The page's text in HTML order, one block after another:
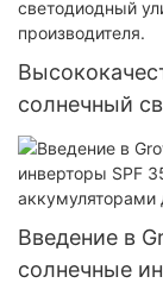
солнечный
серия PAD от
Введение в
солнечные